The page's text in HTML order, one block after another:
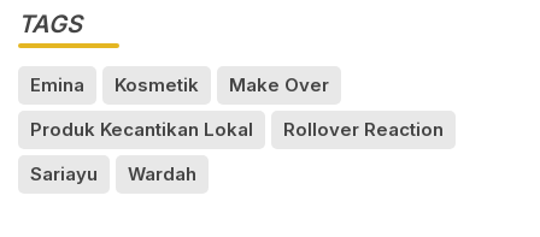
TAGS
Emina Kosmetik
Make Over
Produk Kecantikan Lokal
Rollover Reaction
Sariayu
Wardah